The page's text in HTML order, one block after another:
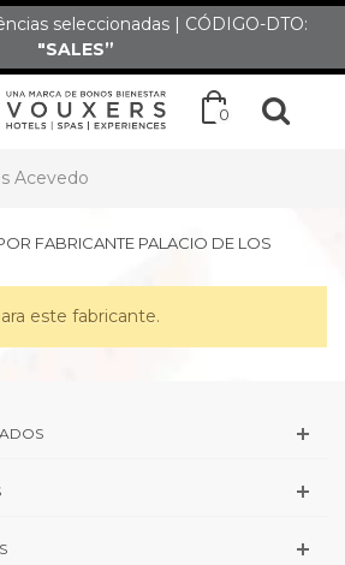
seleccionadas | CÓDIGO-DTO:
"SALES”
0
Acevedo
FABRICANTE PALACIO DE LOS
este fabricante.